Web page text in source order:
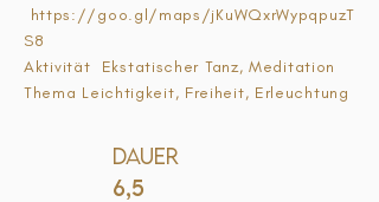
https://goo.gl/maps/jKuWQxrWypqpuzT
S8
Aktivität Ekstatischer Tanz, Meditation
Thema Leichtigkeit, Freiheit, Erleuchtung
Dauer
6,5